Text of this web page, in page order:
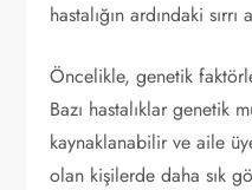
hastalığın ardındaki
Öncelikle, genetik
Bazı hastalıklar genetik
kaynaklanabilir ve aile
olan kişilerde daha sık